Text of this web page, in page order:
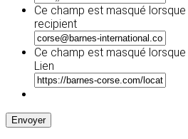
slash
Ce champ est masqué lorsque
recipient
Ce champ est masqué lorsque
Lien
Envoyer